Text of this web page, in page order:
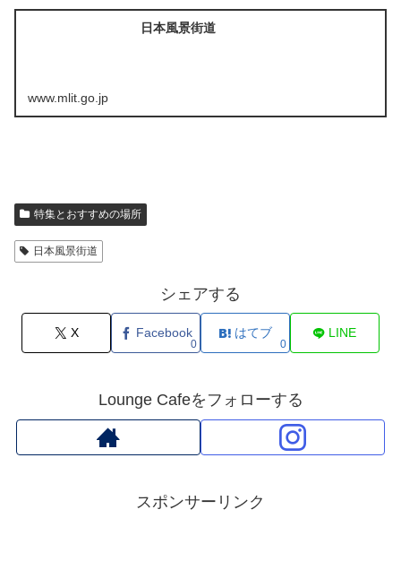
日本風景街道
www.mlit.go.jp
特集とおすすめの場所
日本風景街道
シェアする
X Facebook
0
はてブ
0
LINE
Lounge Cafeをフォローする
スポンサーリンク